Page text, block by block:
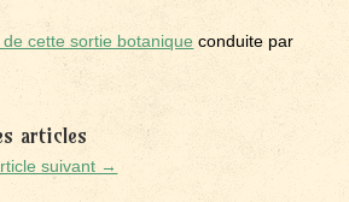
cette sortie botanique conduite par
articles
suivant →